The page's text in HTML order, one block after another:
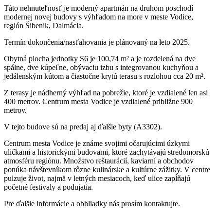
Táto nehnuteľnosť je moderný apartmán na druhom poschodí
modernej novej budovy s výhľadom na more v meste Vodice,
región Šibenik, Dalmácia.
Termín dokončenia/nasťahovania je plánovaný na leto 2025.
Obytná plocha jednotky S6 je 100,74 m² a je rozdelená na dve
spálne, dve kúpeľne, obývaciu izbu s integrovanou kuchyňou a
jedálenským kútom a čiastočne krytú terasu s rozlohou cca 20 m².
Z terasy je nádherný výhľad na pobrežie, ktoré je vzdialené len asi
400 metrov. Centrum mesta Vodice je vzdialené približne 900
metrov.
V tejto budove sú na predaj aj ďalšie byty (A3302).
Centrum mesta Vodice je známe svojimi očarujúcimi úzkymi
uličkami a historickými budovami, ktoré zachytávajú stredomorskú
atmosféru regiónu. Množstvo reštaurácií, kaviarní a obchodov
ponúka návštevníkom rôzne kulinárske a kultúrne zážitky. V centre
pulzuje život, najmä v letných mesiacoch, keď ulice zapĺňajú
početné festivaly a podujatia.
Pre ďalšie informácie a obhliadky nás prosím kontaktujte.